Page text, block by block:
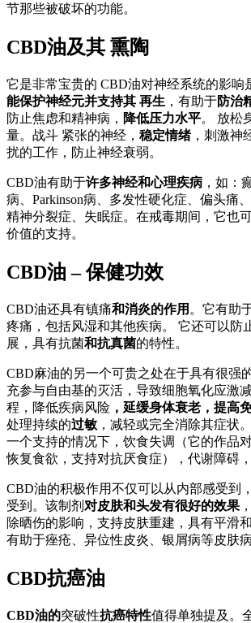
节那些被破坏的功能。
CBD油及其 熏陶
它是非常宝贵的 CBD油对神经系统的影响
能保护神经元并支持其 再生 ，有助于防治
防止焦虑和精神病， 降低压力水平。 放松
量。战斗 紧张的神经， 稳定情绪，刺激神
扰的工作，防止神经衰弱。
CBD油有助于许多神经和心理疾病 ，如：
病、Parkinson病、多发性硬化症、偏头痛
精神分裂症、失眠症。在戒毒期间，它也
价值的支持。
CBD油 – 保健功效
CBD油还具有镇痛和消炎的作用 。它有助
疼痛，包括风湿和其他疾病。 它还可以防
展，具有抗菌和抗真菌的特性。
CBD麻油的另一个可贵之处在于具有很强
充参与自由基的灭活，导致细胞氧化应激
程，降低疾病风险 ，延缓身体衰老，提高
处理持续的过敏 ，减轻或完全消除其症状
一个支持的情况下，饮食失调（它的作品
恢复食欲，支持对抗厌食症），代谢障碍，
CBD油的积极作用不仅可以从内部感受到
受到。该制剂 对皮肤和头发有很好的效果
除晒伤的影响，支持皮肤重建，具有平滑
有助于痤疮、异位性皮炎、银屑病等皮肤病
CBD抗癌油
CBD油的突破性抗癌特性值得单独提及。